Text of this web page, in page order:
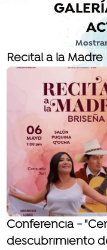
Recital a la
Conferencia -
descubrimiento